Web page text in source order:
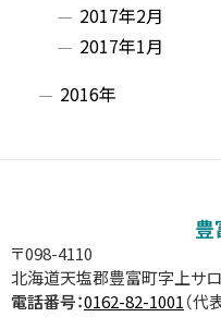
2017年2月
2017年1月
2016年
豊
〒098-4110
北海道天塩郡豊富町字上サ
電話番号：0162-82-1001（代